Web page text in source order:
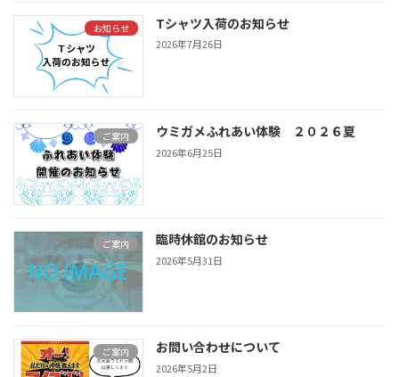
お知らせ Tシャツ入荷のお知らせ
2026年7月26日
ご案内 ウミガメふれあい体験 ２０２６夏
2026年6月25日
ご案内 臨時休館のお知らせ
2026年5月31日
ご案内 お問い合わせについて
2026年5月2日